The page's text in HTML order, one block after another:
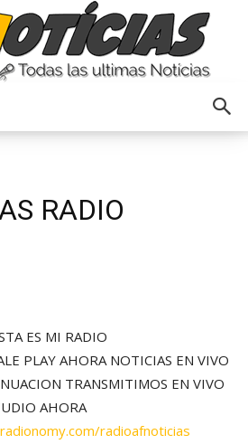
RADIO
ES MI RADIO
PLAY AHORA NOTICIAS EN VIVO
TRANSMITIMOS EN VIVO
AHORA
radioafnoticias